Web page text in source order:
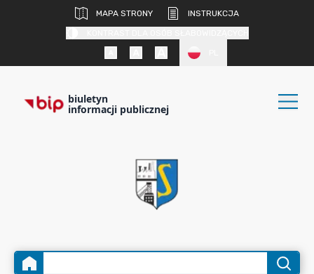
MAPA STRONY
INSTRUKCJA
biuletyn
informacji publicznej